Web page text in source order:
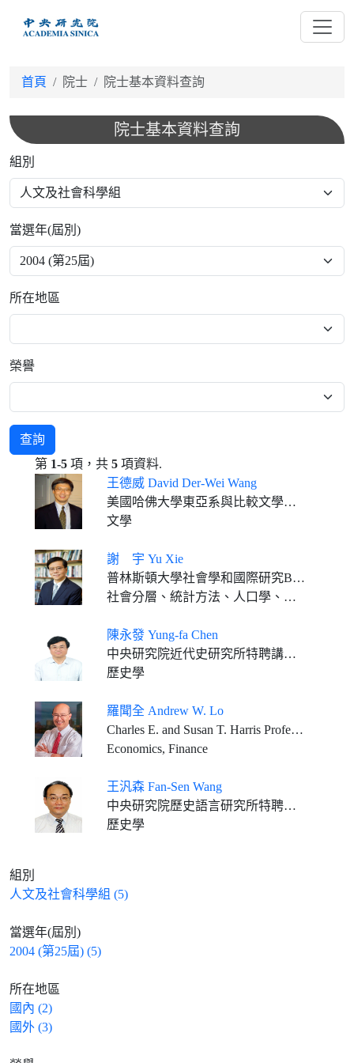
首頁 院士 院士基本資料查詢
院士基本資料查詢
組別
當選年(屆別)
所在地區
榮譽
查詢
第 1-5 項，共 5 項資料.
王德威 David Der-Wei Wang
美國哈佛大學東亞系與比較文學系Edward C. Henderson講座教授
文學
謝 宇 Yu Xie
普林斯頓大學社會學和國際研究Bert G. Kerstetter '66大學教授、當代中國研究中心主任 北京大學講座教授、光華管理學院社會研究中心主任
社會分層、統計方法、人口學、科學社會學、中國研究
陳永發 Yung-fa Chen
中央研究院近代史研究所特聘講座 國立臺灣大學歷史系教授（與中研院合聘）
歷史學
羅聞全 Andrew W. Lo
Charles E. and Susan T. Harris Professor of Finance, Sloan School of Management, Massachusetts Institute of Technology Affiliated Faculty Member (2011-present), MIT Electrical Engineering and Computer Science Department Principal Investigator (2011–present), MIT Computer Science and Artificial Intelligence Laboratory
Economics, Finance
王汎森 Fan-Sen Wang
中央研究院歷史語言研究所特聘研究員
歷史學
組別
人文及社會科學組 (5)
當選年(屆別)
2004 (第25屆) (5)
所在地區
國內 (2)
國外 (3)